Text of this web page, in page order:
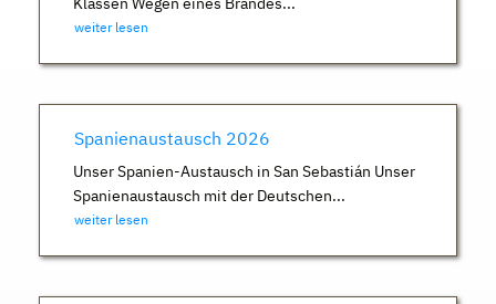
weiter lesen
Spanienaustausch 2026
Unser Spanien-Austausch in San Sebastián Unser
Spanienaustausch mit der Deutschen...
weiter lesen